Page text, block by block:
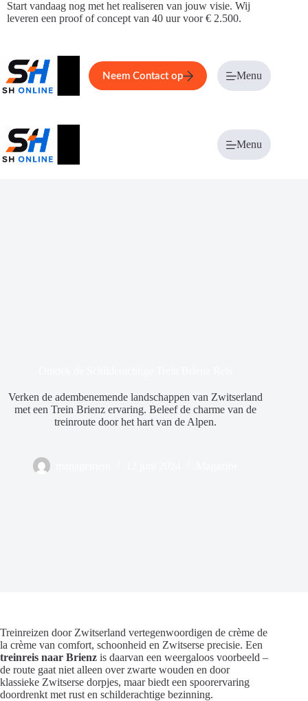
Ga
naar
Start vandaag nog met het realiseren van jouw visie. Wij
leveren een proof of concept van 40 uur voor € 2.500.
Home Service Over ons
Neem Contact op Menu
Menu
Verken de adembenemende landschappen van Zwitserland
met een Trein Brienz ervaring. Beleef de charme van de
treinroute door het hart van de Alpen.
Treinreizen door Zwitserland vertegenwoordigen de crème de
la crème van comfort, schoonheid en Zwitserse precisie. Een
treinreis naar Brienz is daarvan een weergaloos voorbeeld –
de route gaat niet alleen over zwarte wouden en door
klassieke Zwitserse dorpjes, maar biedt een spoorervaring
doordrenkt met rust en schilderachtige bezinning.